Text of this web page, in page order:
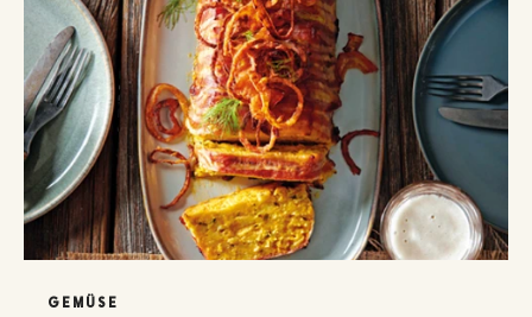
GEMÜSE